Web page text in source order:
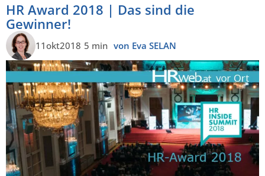
HR Award 2018 | Das sind die
Gewinner!
11okt2018 5 min von Eva SELAN